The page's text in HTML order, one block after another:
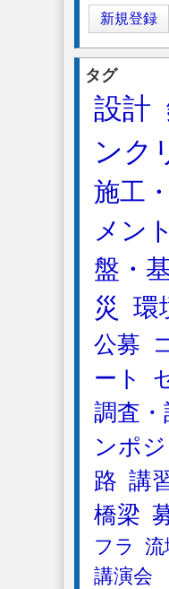
新規登録
タグ
設計
ンク
施工
メント
盤・
災
環
公募
ート
調査・
ンポ
路 講
橋梁
フラ
流
講演会